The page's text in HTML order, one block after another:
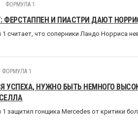
ФОРМУЛА 1
ФЕРСТАППЕН И ПИАСТРИ ДАЮТ
считает, что соперники Ландо Норриса
ФОРМУЛА 1
УСПЕХА, НУЖНО БЫТЬ НЕМНОГО
защитил гонщика Mercedes от критики